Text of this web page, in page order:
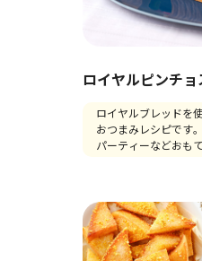
ロイヤルピンチョ
ロイヤルブレッドを
おつまみレシピです
パーティーなどおも